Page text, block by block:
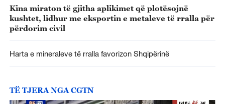
Kina miraton të gjitha aplikimet që plotësojnë
kushtet, lidhur me eksportin e metaleve të rralla për
përdorim civil
Harta e mineraleve të rralla favorizon Shqipërinë
TË TJERA NGA CGTN